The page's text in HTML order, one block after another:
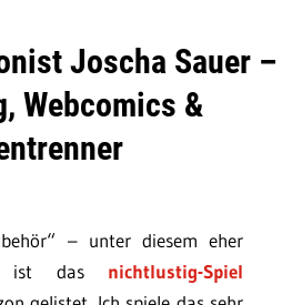
Joscha Sauer –
Webcomics &
– unter diesem eher
ist das nichtlustig-Spiel